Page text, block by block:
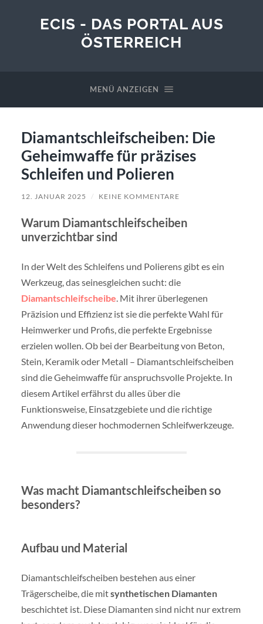
ECIS - DAS PORTAL AUS
ÖSTERREICH
MENÜ ANZEIGEN
Diamantschleifscheiben: Die
Geheimwaffe für präzises
Schleifen und Polieren
12. JANUAR 2025 / KEINE KOMMENTARE
Warum Diamantschleifscheiben
unverzichtbar sind
In der Welt des Schleifens und Polierens gibt es ein
Werkzeug, das seinesgleichen sucht: die
Diamantschleifscheibe. Mit ihrer überlegenen
Präzision und Effizienz ist sie die perfekte Wahl für
Heimwerker und Profis, die perfekte Ergebnisse
erzielen wollen. Ob bei der Bearbeitung von Beton,
Stein, Keramik oder Metall – Diamantschleifscheiben
sind die Geheimwaffe für anspruchsvolle Projekte. In
diesem Artikel erfährst du alles über die
Funktionsweise, Einsatzgebiete und die richtige
Anwendung dieser hochmodernen Schleifwerkzeuge.
Was macht Diamantschleifscheiben so
besonders?
Aufbau und Material
Diamantschleifscheiben bestehen aus einer
Trägerscheibe, die mitsynthetischen Diamanten
beschichtet ist. Diese Diamanten sind nicht nur extrem